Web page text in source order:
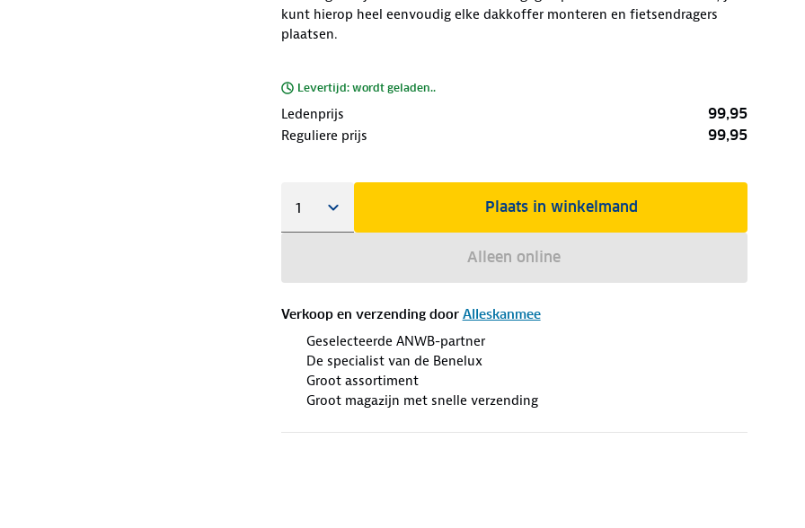
kunt hierop heel eenvoudig elke dakkoffer monteren en fietsendragers
plaatsen.
Levertijd: wordt geladen..
Ledenprijs 99,95
Reguliere prijs 99,95
Plaats in winkelmand
Alleen online
Verkoop en verzending door Alleskanmee
Geselecteerde ANWB-partner
De specialist van de Benelux
Groot assortiment
Groot magazijn met snelle verzending